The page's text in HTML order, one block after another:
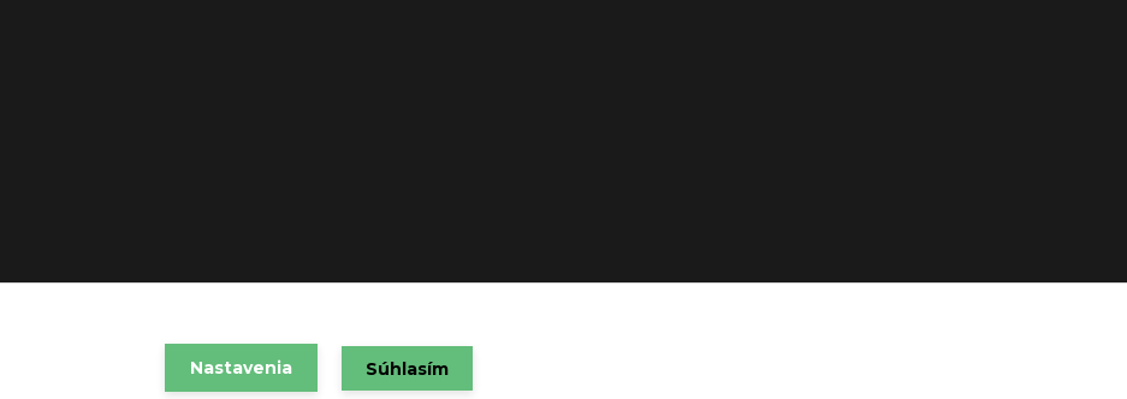
VAREX SLOVAKIA s.r.o. 2021
Nastavenia Súhlasím